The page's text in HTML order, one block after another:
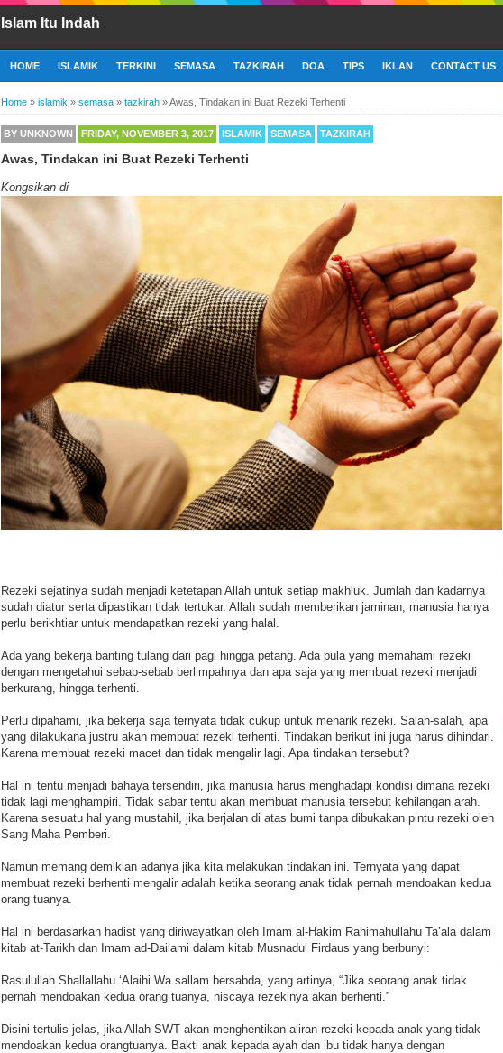
Islam Itu Indah
HOME ISLAMIK TERKINI SEMASA TAZKIRAH DOA TIPS IKLAN CONTACT US
Home » islamik » semasa » tazkirah »Awas, Tindakan ini Buat Rezeki Terhenti
BY UNKNOWN FRIDAY, NOVEMBER 3, 2017 ISLAMIK SEMASA TAZKIRAH
Awas, Tindakan ini Buat Rezeki Terhenti
Kongsikan di
Rezeki sejatinya sudah menjadi ketetapan Allah untuk setiap makhluk. Jumlah dan kadarnya
sudah diatur serta dipastikan tidak tertukar. Allah sudah memberikan jaminan, manusia hanya
perlu berikhtiar untuk mendapatkan rezeki yang halal.
Ada yang bekerja banting tulang dari pagi hingga petang. Ada pula yang memahami rezeki
dengan mengetahui sebab-sebab berlimpahnya dan apa saja yang membuat rezeki menjadi
berkurang, hingga terhenti.
Perlu dipahami, jika bekerja saja ternyata tidak cukup untuk menarik rezeki. Salah-salah, apa
yang dilakukana justru akan membuat rezeki terhenti. Tindakan berikut ini juga harus dihindari.
Karena membuat rezeki macet dan tidak mengalir lagi. Apa tindakan tersebut?
Hal ini tentu menjadi bahaya tersendiri, jika manusia harus menghadapi kondisi dimana rezeki
tidak lagi menghampiri. Tidak sabar tentu akan membuat manusia tersebut kehilangan arah.
Karena sesuatu hal yang mustahil, jika berjalan di atas bumi tanpa dibukakan pintu rezeki oleh
Sang Maha Pemberi.
Namun memang demikian adanya jika kita melakukan tindakan ini. Ternyata yang dapat
membuat rezeki berhenti mengalir adalah ketika seorang anak tidak pernah mendoakan kedua
orang tuanya.
Hal ini berdasarkan hadist yang diriwayatkan oleh Imam al-Hakim Rahimahullahu Ta’ala dalam
kitab at-Tarikh dan Imam ad-Dailami dalam kitab Musnadul Firdaus yang berbunyi:
Rasulullah Shallallahu ‘Alaihi Wa sallam bersabda, yang artinya, “Jika seorang anak tidak
pernah mendoakan kedua orang tuanya, niscaya rezekinya akan berhenti.”
Disini tertulis jelas, jika Allah SWT akan menghentikan aliran rezeki kepada anak yang tidak
mendoakan kedua orangtuanya. Bakti anak kepada ayah dan ibu tidak hanya dengan